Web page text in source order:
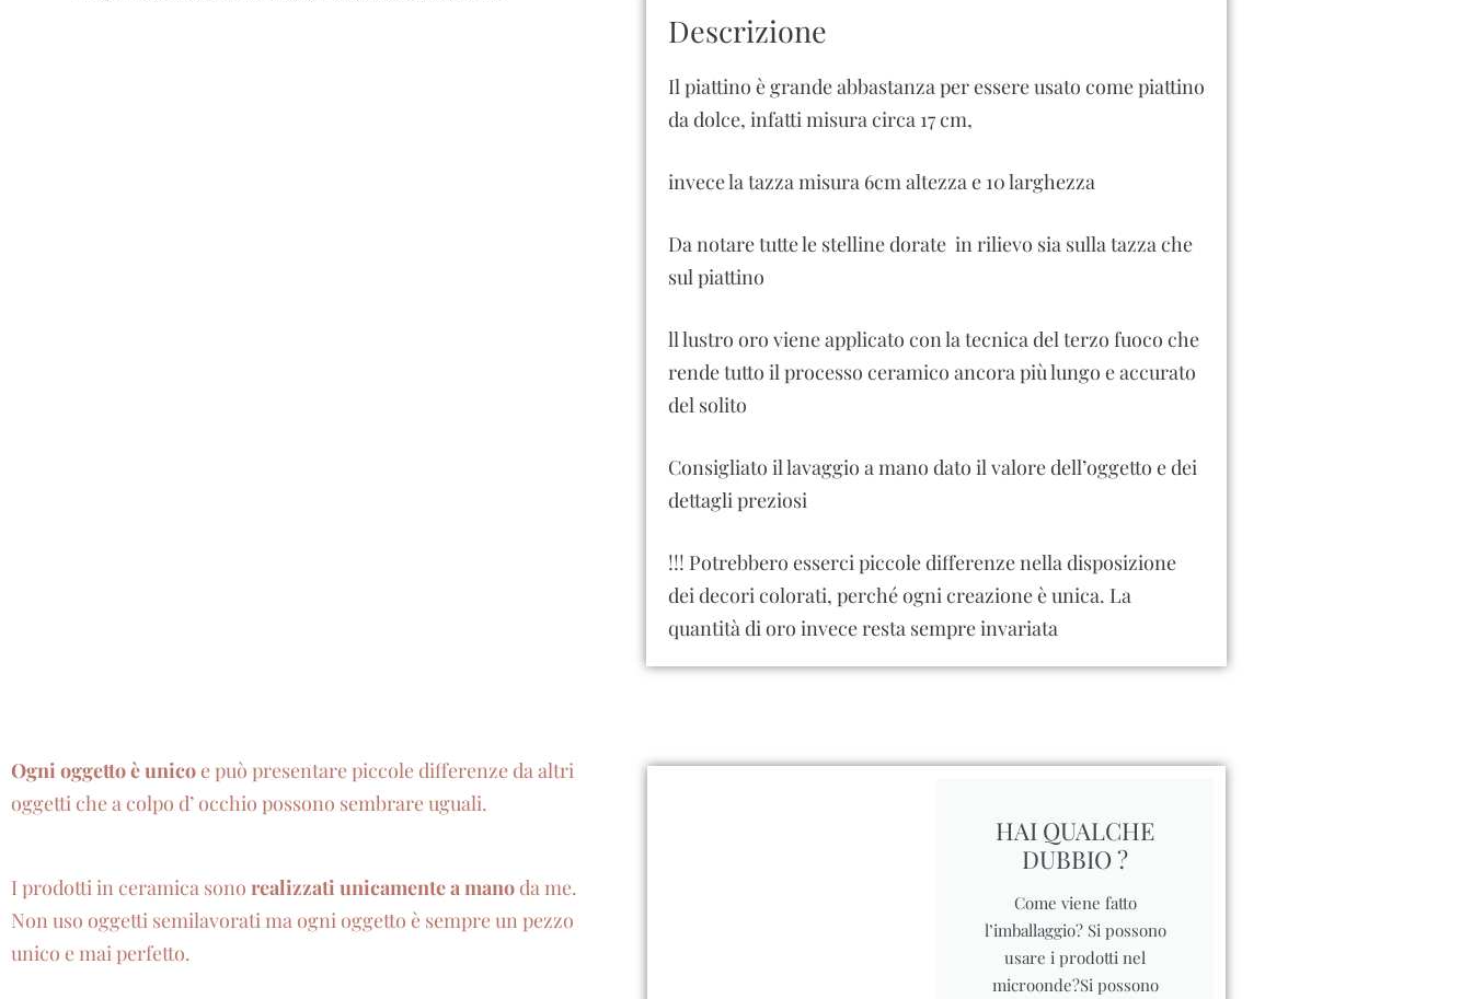
Descrizione
Il piattino è grande abbastanza per essere usato come piattino
da dolce, infatti misura circa 17 cm,
invece la tazza misura 6cm altezza e 10 larghezza
Da notare tutte le stelline dorate in rilievo sia sulla tazza che
sul piattino
ll lustro oro viene applicato con la tecnica del terzo fuoco che
rende tutto il processo ceramico ancora più lungo e accurato
del solito
Consigliato il lavaggio a mano dato il valore dell’oggetto e dei
dettagli preziosi
!!! Potrebbero esserci piccole differenze nella disposizione
dei decori colorati, perché ogni creazione è unica. La
quantità di oro invece resta sempre invariata
Ogni oggetto è unico e può presentare piccole differenze da altri
oggetti che a colpo d’ occhio possono sembrare uguali.
I prodotti in ceramica sono realizzati unicamente a mano da me.
Non uso oggetti semilavorati ma ogni oggetto è sempre un pezzo
unico e mai perfetto.
HAI QUALCHE
DUBBIO ?
Come viene fatto
l’imballaggio? Si possono
usare i prodotti nel
microonde?Si possono